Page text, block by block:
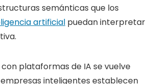
semánticas que los
artificial puedan interpretar
plataformas de IA se vuelve
inteligentes establecen